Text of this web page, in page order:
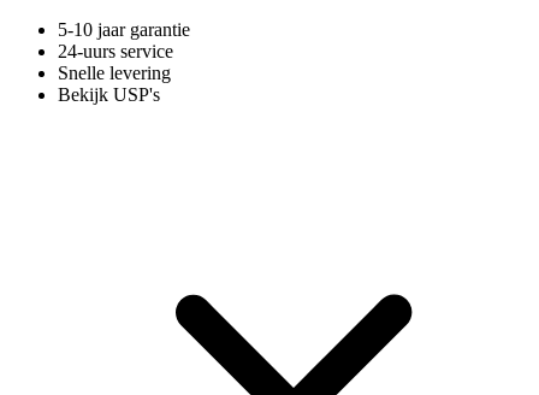
5-10 jaar garantie
24-uurs service
Snelle levering
Bekijk USP's